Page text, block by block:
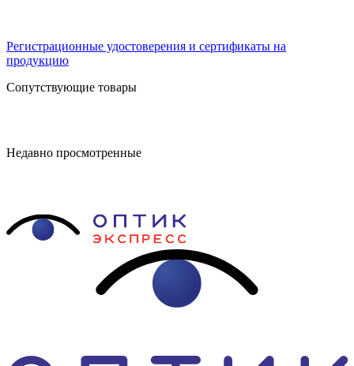
Регистрационные удостоверения и сертификаты на
продукцию
Сопутствующие товары
Недавно просмотренные